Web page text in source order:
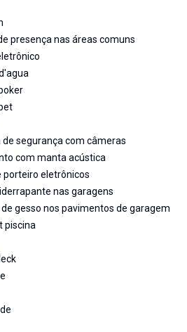
presença nas áreas comuns
segurança com câmeras
com manta acústica
porteiro eletrônicos
nas garagens
de gesso nos pavimentos de garagem
piscina